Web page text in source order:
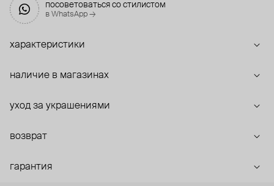
посоветоваться со стилистом
в WhatsApp →
характеристики
наличие в магазинах
уход за украшениями
возврат
гарантия